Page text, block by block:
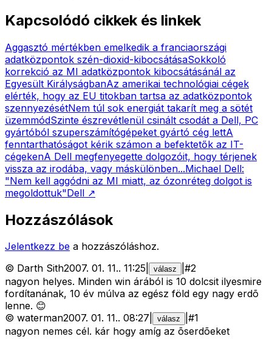
Kapcsolódó cikkek és linkek
Aggasztó mértékben emelkedik a franciaországi
adatközpontok szén-dioxid-kibocsátásaSokkoló
korrekció az MI adatközpontok kibocsátásánál az
Egyesült KirályságbanAz amerikai technológiai cégek
elérték, hogy az EU titokban tartsa az adatközpontok
szennyezésétNem túl sok energiát takarít meg a sötét
üzemmódSzinte észrevétlenül csinált csodát a Dell, PC
gyártóból szuperszámítógépeket gyártó cég lettA
fenntarthatóságot kérik számon a befektetők az IT-
cégekenA Dell megfenyegette dolgozóit, hogy térjenek
vissza az irodába, vagy máskülönben...Michael Dell:
"Nem kell aggódni az MI miatt, az ózonréteg dolgot is
megoldottuk"Dell ↗
Hozzászólások
Jelentkezz be a hozzászóláshoz.
© Darth Sith2007. 01. 11.. 11:25 válasz #2
nagyon helyes. Minden win árából is 10 dolcsit ilyesmire
fordítanának, 10 év múlva az egész föld egy nagy erdõ
lenne. 😊
© waterman2007. 01. 11.. 08:27 válasz #1
nagyon nemes cél. kár hogy amíg az õserdõeket